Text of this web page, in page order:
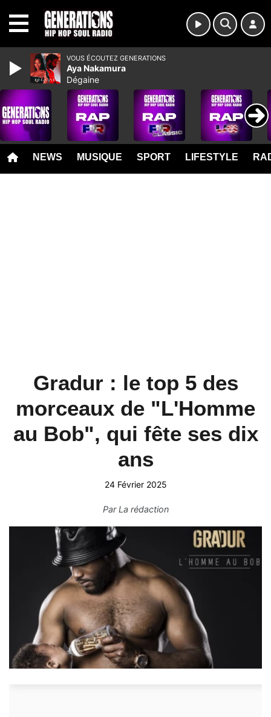
NEWS MUSIQUE SPORT LIFESTYLE
Gradur : le top 5 des
morceaux de "L'Homme
au Bob", qui fête ses dix
ans
24 Février 2025
ParLa rédaction
VOUS ÉCOUTEZ GENERATIONS
Aya Nakamura
Dégaine